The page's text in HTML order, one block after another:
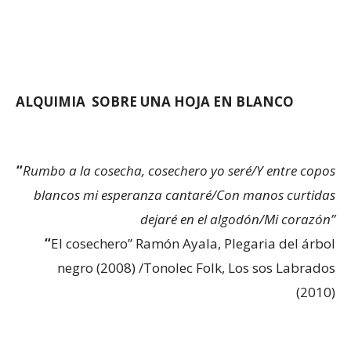
ALQUIMIA SOBRE UNA HOJA EN BLANCO
“Rumbo a la cosecha, cosechero yo seré/Y entre copos
blancos mi esperanza cantaré/Con manos curtidas
dejaré en el algodón/Mi corazón”
“El cosechero” Ramón Ayala, Plegaria del árbol
negro (2008) /Tonolec Folk, Los sos Labrados
(2010)